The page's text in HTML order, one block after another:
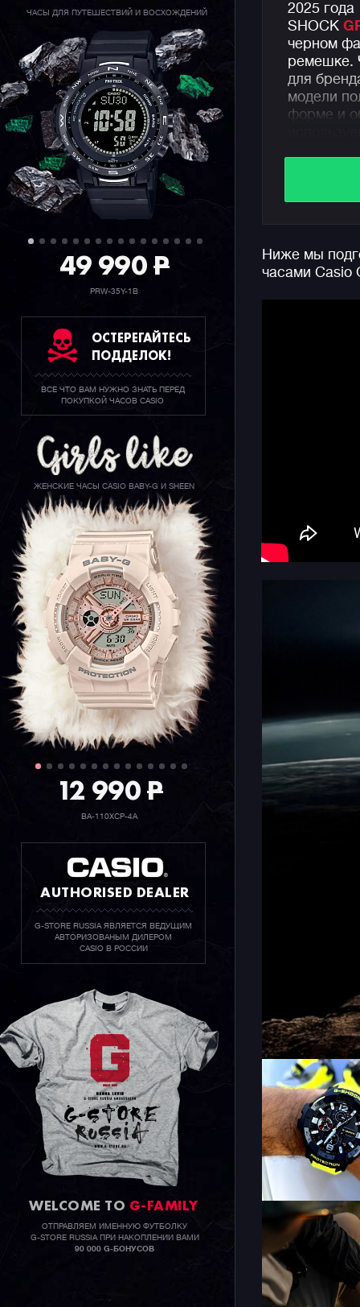
ЧАСЫ ДЛЯ ПУТЕШЕСТВИЙ И ВОСХОЖДЕНИЙ
49 990P
PRW-35Y-1B
ОСТЕРЕГАЙТЕСЬ
ПОДДЕЛОК!
ВСЕ ЧТО ВАМ НУЖНО ЗНАТЬ ПЕРЕД
ПОКУПКОЙ ЧАСОВ CASIO
ЖЕНСКИЕ ЧАСЫ CASIO BABY-G И SHEEN
12 990P
BA-110XCP-4A
AUTHORISED DEALER
G-STORE RUSSIA ЯВЛЯЕТСЯ ВЕДУЩИМ
АВТОРИЗОВАНЫМ ДИЛЕРОМ
CASIO В РОССИИ
WELCOME TO G-FAMILY
ОТПРАВЛЯЕМ ИМЕННУЮ ФУТБОЛКУ
G-STORE RUSSIA ПРИ НАКОПЛЕНИИ ВАМИ
90 000 G-БОНУСОВ
2025
SHOCK
черном
ремешке.
для
модели
форме и
модуль
планеты
данной
быстро в
Ниже мы
часами Casio